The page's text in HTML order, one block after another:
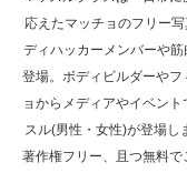
た
応えたマッチョのフリー
ディハッカーメンバーや
登場。ボディビルダーや
ョからメディアやイベン
スル(男性・女性)が登場
著作権フリー、且つ無料で